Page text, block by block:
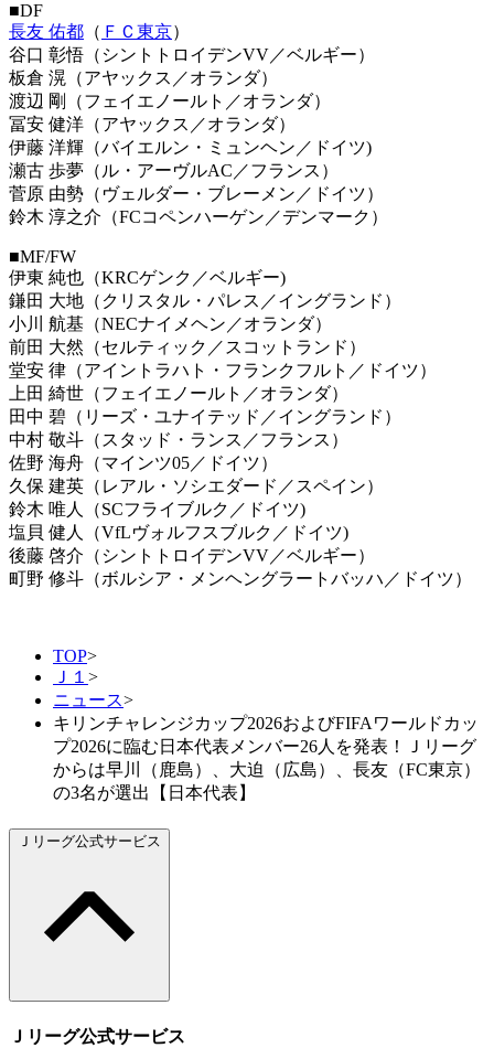
■DF
長友 佑都 （ ＦＣ東京）
谷口 彰悟（シントトロイデンVV／ベルギー）
板倉 滉（アヤックス／オランダ）
渡辺 剛（フェイエノールト／オランダ）
冨安 健洋（アヤックス／オランダ）
伊藤 洋輝（バイエルン・ミュンヘン／ドイツ)
瀬古 歩夢（ル・アーヴルAC／フランス）
菅原 由勢（ヴェルダー・ブレーメン／ドイツ）
鈴木 淳之介（FCコペンハーゲン／デンマーク）
■MF/FW
伊東 純也（KRCゲンク／ベルギー)
鎌田 大地（クリスタル・パレス／イングランド）
小川 航基（NECナイメヘン／オランダ）
前田 大然（セルティック／スコットランド）
堂安 律（アイントラハト・フランクフルト／ドイツ）
上田 綺世（フェイエノールト／オランダ）
田中 碧（リーズ・ユナイテッド／イングランド）
中村 敬斗（スタッド・ランス／フランス）
佐野 海舟（マインツ05／ドイツ）
久保 建英（レアル・ソシエダード／スペイン）
鈴木 唯人（SCフライブルク／ドイツ)
塩貝 健人（VfLヴォルフスブルク／ドイツ)
後藤 啓介（シントトロイデンVV／ベルギー）
町野 修斗（ボルシア・メンヘングラートバッハ／ドイツ）
TOP>
Ｊ１ >
ニュース>
キリンチャレンジカップ2026およびFIFAワールドカッ
プ2026に臨む日本代表メンバー26人を発表！Ｊリーグ
からは早川（鹿島）、大迫（広島）、長友（FC東京）
の3名が選出【日本代表】
Ｊリーグ公式サービス
Ｊリーグ公式サービス